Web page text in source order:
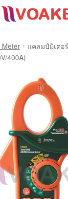
Meter
แคลมป์มิเตอ
400A)